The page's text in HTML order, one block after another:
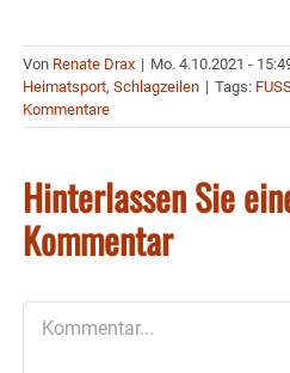
Von Renate Drax | Mo. 4.10.2021 -
Heimatsport, Schlagzeilen | Tags:
Kommentare
Hinterlassen Sie
Kommentar